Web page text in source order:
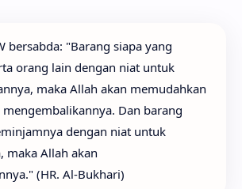
bersabda: "Barang siapa yang
orang lain dengan niat untuk
maka Allah akan memudahkan
Dan barang
dengan niat untuk
maka Allah akan
(HR. Al-Bukhari)